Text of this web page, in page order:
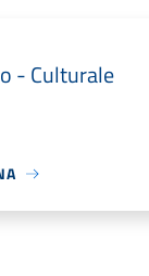
- Culturale